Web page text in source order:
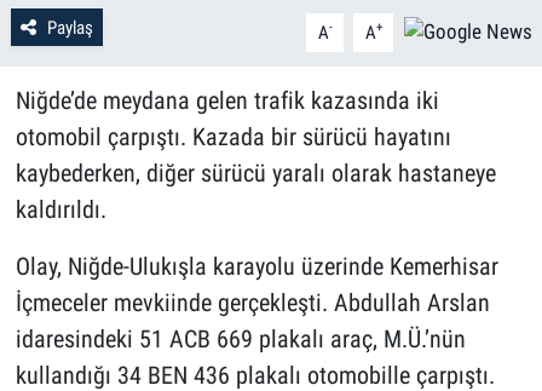
Paylaş A- A+
Niğde’de meydana gelen trafik kazasında iki
otomobil çarpıştı. Kazada bir sürücü hayatını
kaybederken, diğer sürücü yaralı olarak hastaneye
kaldırıldı.
Olay, Niğde-Ulukışla karayolu üzerinde Kemerhisar
İçmeceler mevkiinde gerçekleşti. Abdullah Arslan
idaresindeki 51 ACB 669 plakalı araç, M.Ü.’nün
kullandığı 34 BEN 436 plakalı otomobille çarpıştı.